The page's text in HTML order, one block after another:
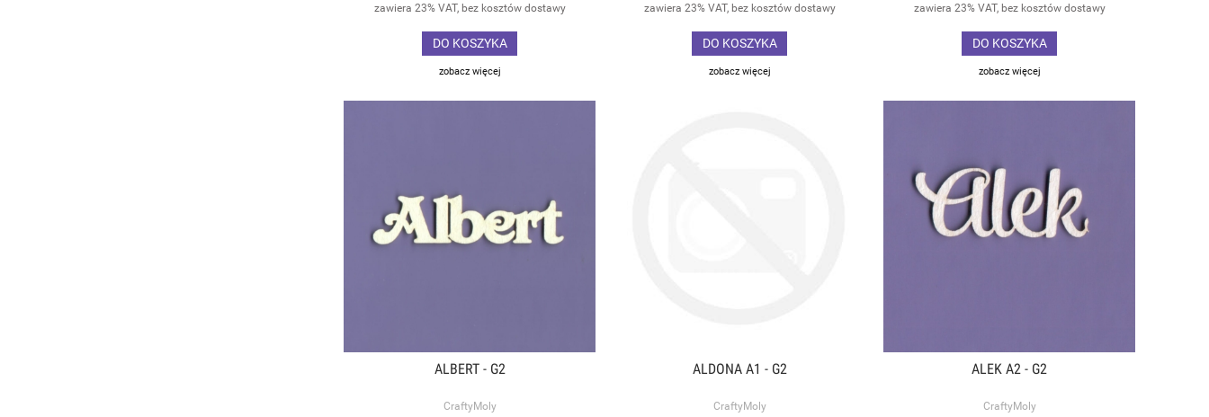
zawiera 23% VAT, bez kosztów dostawy
DO KOSZYKA
zobacz więcej
zawiera 23% VAT, bez kosztów dostawy
DO KOSZYKA
zobacz więcej
zawiera 23% VAT, bez kosztów dostawy
DO KOSZYKA
zobacz więcej
ALBERT - G2
CraftyMoly
ALDONA A1 - G2
CraftyMoly
ALEK A2 - G2
CraftyMoly